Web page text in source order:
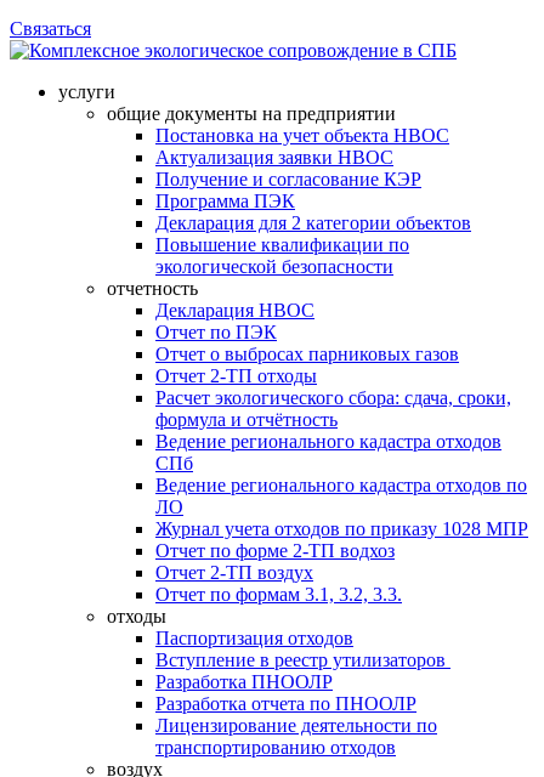
Связаться
услуги
общие документы на предприятии
Постановка на учет объекта НВОС
Актуализация заявки НВОС
Получение и согласование КЭР
Программа ПЭК
Декларация для 2 категории объектов
Повышение квалификации по
экологической безопасности
отчетность
Декларация НВОС
Отчет по ПЭК
Отчет о выбросах парниковых газов
Отчет 2-ТП отходы
Расчет экологического сбора: сдача, сроки,
формула и отчётность
Ведение регионального кадастра отходов
СПб
Ведение регионального кадастра отходов по
ЛО
Журнал учета отходов по приказу 1028 МПР
Отчет по форме 2-ТП водхоз
Отчет 2-ТП воздух
Отчет по формам 3.1, 3.2, 3.3.
отходы
Паспортизация отходов
Вступление в реестр утилизаторов
Разработка ПНООЛР
Разработка отчета по ПНООЛР
Лицензирование деятельности по
транспортированию отходов
воздух